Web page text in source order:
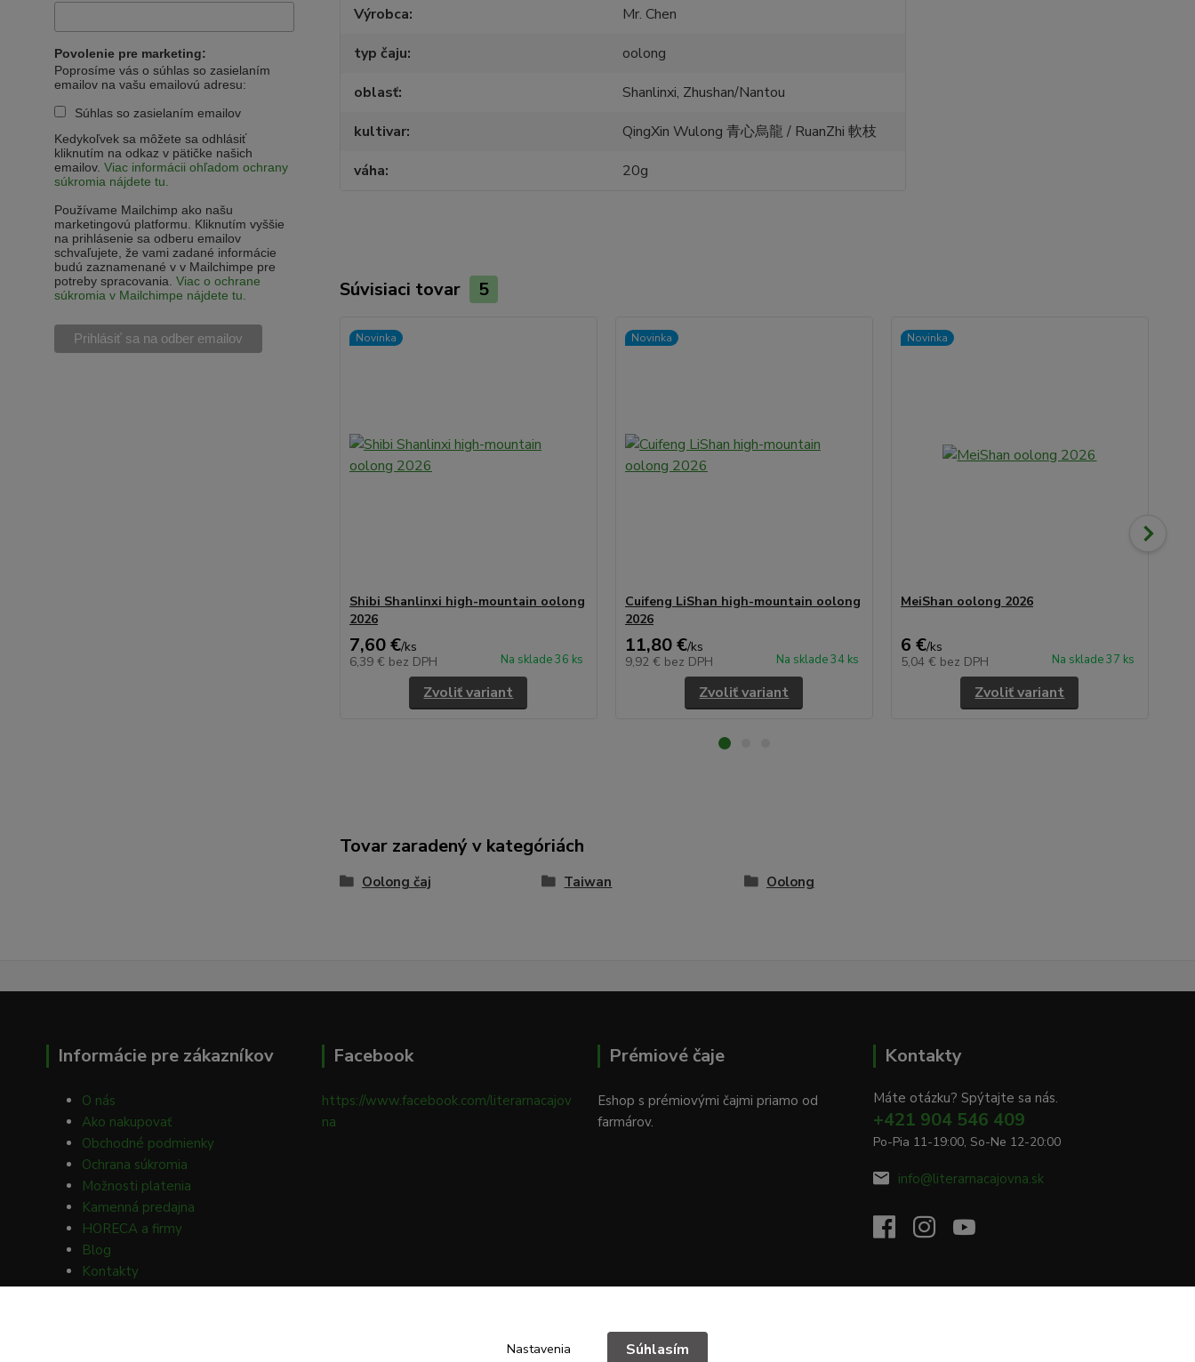
Povolenie pre marketing:
Poprosíme vás o súhlas so zasielaním
emailov na vašu emailovú adresu:
Súhlas so zasielaním emailov
Kedykoľvek sa môžete sa odhlásiť
kliknutím na odkaz v pätičke našich
emailov. Viac informácii ohľadom ochrany
súkromia nájdete tu.
Používame Mailchimp ako našu
marketingovú platformu. Kliknutím vyššie
na prihlásenie sa odberu emailov
schvaľujete, že vami zadané informácie
budú zaznamenané v v Mailchimpe pre
potreby spracovania. Viac o ochrane
súkromia v Mailchimpe nájdete tu.
Výrobca
Mr. Chen
typ čaju
oolong
oblasť
Shanlinxi, Zhushan/Nantou
kultivar
QingXin Wulong 青心烏龍 / RuanZhi 軟枝
váha
20g
Súvisiaci tovar 5
Novinka
Shibi Shanlinxi high-mountain oolong
2026
7,60 €/ks
6,39 € bez DPH Na sklade 36 ks
Zvoliť variant
Novinka
Cuifeng LiShan high-mountain oolong
2026
11,80 €/ks
9,92 € bez DPH Na sklade 34 ks
Zvoliť variant
Novinka
MeiShan oolong 2026
6 €/ks
5,04 € bez DPH Na sklade 37 ks
Zvoliť variant
Tovar zaradený v kategóriách
Oolong čaj Taiwan Oolong
Informácie pre zákazníkov
O nás
Ako nakupovať
Obchodné podmienky
Ochrana súkromia
Možnosti platenia
Kamenná predajna
HORECA a firmy
Blog
Kontakty
Facebook
https://www.facebook.com/literarnacajov
na
Prémiové čaje
Eshop s prémiovými čajmi priamo od
farmárov.
Kontakty
Máte otázku? Spýtajte sa nás.
+421 904 546 409
Po-Pia 11-19:00, So-Ne 12-20:00
info@literarnacajovna.sk
Nastavenia Súhlasím